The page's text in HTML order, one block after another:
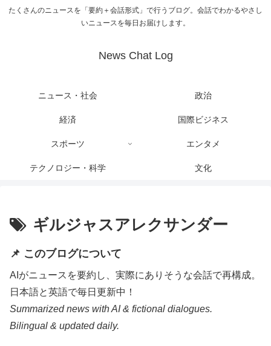
たくさんのニュースを「要約＋会話形式」で行うブログ。会話でわかるやさし
いニュースを毎日お届けします。
News Chat Log
ニュース・社会 政治
経済 国際ビジネス
スポーツ エンタメ
テクノロジー・科学 文化
ギルジャスアレクサンダー
📌 このブログについて
AIがニュースを要約し、実際にありそうな会話で再構成。
日本語と英語で毎日更新中！
Summarized news with AI & fictional dialogues.
Bilingual & updated daily.